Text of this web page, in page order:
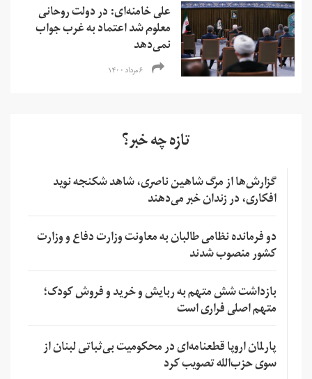
علی خامنه‌ای: در دولت روحانی
معلوم شد اعتماد به غرب جواب
نمی‌دهد
۶ مرداد ۱۴۰۰
تازه چه خبر؟
گزارش‌ها از مرگ شاهین ناصری، شاهد شکنجه نوید
افکاری، در زندان خبر می‌دهند
دو فرمانده نظامی طالبان به معاونت وزارت دفاع و وزارت
کشور منصوب شدند
بازداشت شش متهم به ربایش و خرید و فروش کودک؛
متهم اصلی فراری است
پارلمان اروپا قطعنامه‌ای در محکومیت بی‌ثباتی لبنان از
سوی حزب‌الله تصویب کرد